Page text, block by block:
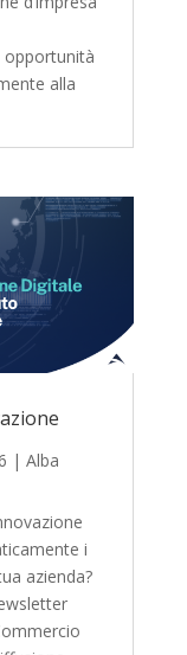
opportunità
alla
| Alba
i
azienda?